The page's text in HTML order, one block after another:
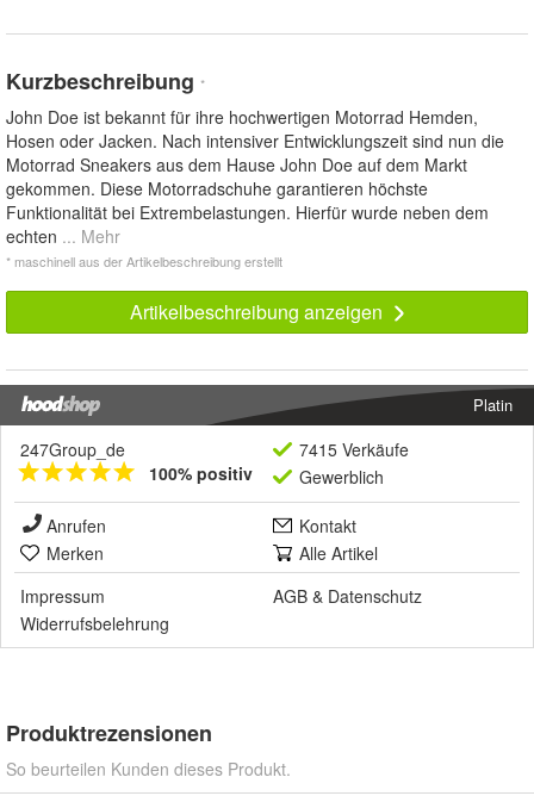
Kurzbeschreibung *
John Doe ist bekannt für ihre hochwertigen Motorrad Hemden,
Hosen oder Jacken. Nach intensiver Entwicklungszeit sind nun die
Motorrad Sneakers aus dem Hause John Doe auf dem Markt
gekommen. Diese Motorradschuhe garantieren höchste
Funktionalität bei Extrembelastungen. Hierfür wurde neben dem
echten ... Mehr
* maschinell aus der Artikelbeschreibung erstellt
Artikelbeschreibung anzeigen
Platin
247Group_de
100% positiv
7415 Verkäufe
Gewerblich
Anrufen
Kontakt
Merken
Alle Artikel
Impressum
AGB & Datenschutz
Widerrufsbelehrung
Produktrezensionen
So beurteilen Kunden dieses Produkt.